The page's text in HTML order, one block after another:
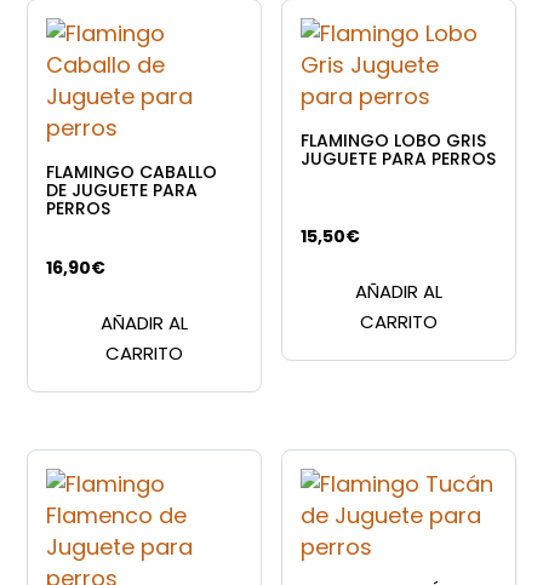
FLAMINGO CABALLO
DE JUGUETE PARA
PERROS
16,90€
AÑADIR AL
CARRITO
FLAMINGO LOBO GRIS
JUGUETE PARA PERROS
15,50€
AÑADIR AL
CARRITO